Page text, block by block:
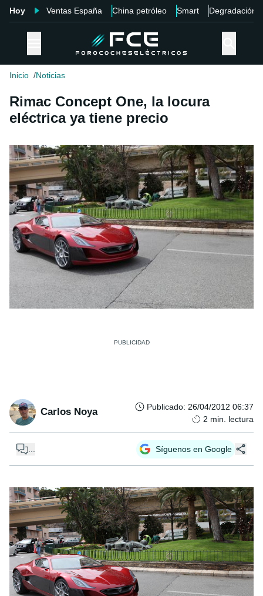
Hoy Ventas España China petróleo Smart Degradación
Inicio Noticias
Rimac Concept One, la locura
eléctrica ya tiene precio
Carlos Noya Publicado: 26/04/2012 06:37
2 min. lectura
Síguenos en Google